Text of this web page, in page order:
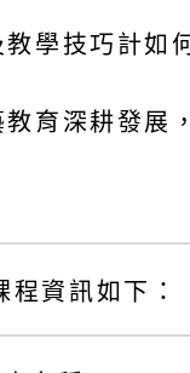
學技巧計如
育深耕發展
程資訊如下：